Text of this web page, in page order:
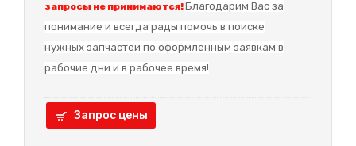
запросы не принимаются!Благодарим Вас за
понимание и всегда рады помочь в поиске
нужных запчастей по оформленным заявкам в
рабочие дни и в рабочее время!
Запрос цены